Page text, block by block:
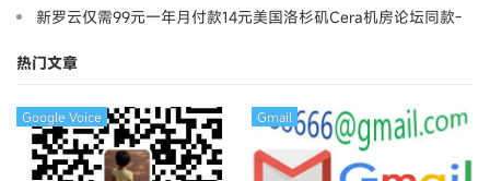
新罗云仅需99元一年月付款14元美国洛杉矶Cera机房论坛同款-
热门文章
Google Voice Gmail